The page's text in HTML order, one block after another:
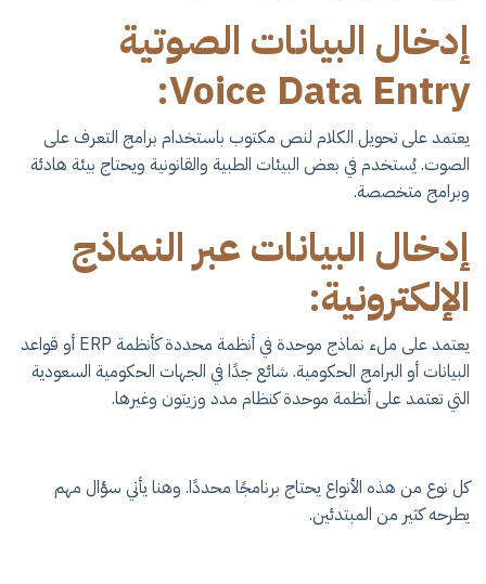
إدخال البيانات الصوتية
Voice Data Entry:
يعتمد على تحويل الكلام لنص مكتوب باستخدام برامج التعرف على
الصوت. يُستخدم في بعض البيئات الطبية والقانونية ويحتاج بيئة هادئة
وبرامج متخصصة.
إدخال البيانات عبر النماذج
الإلكترونية:
يعتمد على ملء نماذج موحدة في أنظمة محددة كأنظمة ERP أو قواعد
البيانات أو البرامج الحكومية. شائع جدًا في الجهات الحكومية السعودية
التي تعتمد على أنظمة موحدة كنظام مدد وزيتون وغيرها.
كل نوع من هذه الأنواع يحتاج برنامجًا محددًا. وهنا يأتي سؤال مهم
يطرحه كثير من المبتدئين.